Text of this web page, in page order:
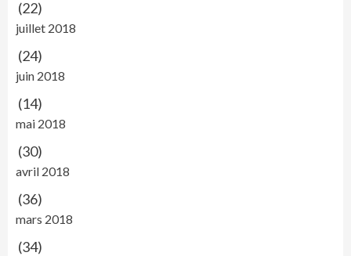
(22)
juillet 2018
(24)
juin 2018
(14)
mai 2018
(30)
avril 2018
(36)
mars 2018
(34)